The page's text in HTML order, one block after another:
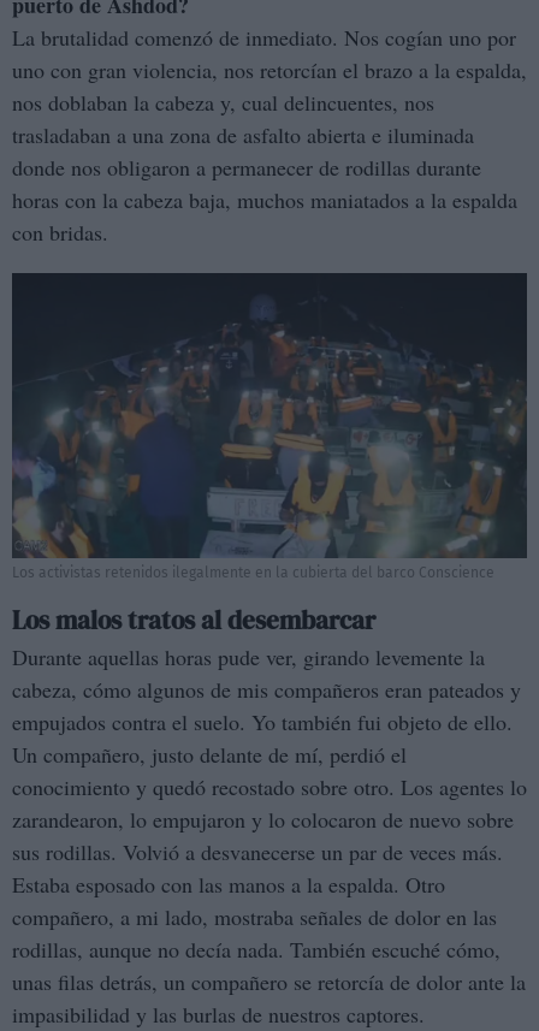
La brutalidad comenzó de inmediato. Nos cogían uno por
uno con gran violencia, nos retorcían el brazo a la espalda,
nos doblaban la cabeza y, cual delincuentes, nos
trasladaban a una zona de asfalto abierta e iluminada
donde nos obligaron a permanecer de rodillas durante
horas con la cabeza baja, muchos maniatados a la espalda
con bridas.
Los activistas retenidos ilegalmente en la cubierta del barco Conscience
Los malos tratos al desembarcar
Durante aquellas horas pude ver, girando levemente la
cabeza, cómo algunos de mis compañeros eran pateados y
empujados contra el suelo. Yo también fui objeto de ello.
Un compañero, justo delante de mí, perdió el
conocimiento y quedó recostado sobre otro. Los agentes lo
zarandearon, lo empujaron y lo colocaron de nuevo sobre
sus rodillas. Volvió a desvanecerse un par de veces más.
Estaba esposado con las manos a la espalda. Otro
compañero, a mi lado, mostraba señales de dolor en las
rodillas, aunque no decía nada. También escuché cómo,
unas filas detrás, un compañero se retorcía de dolor ante la
impasibilidad y las burlas de nuestros captores.